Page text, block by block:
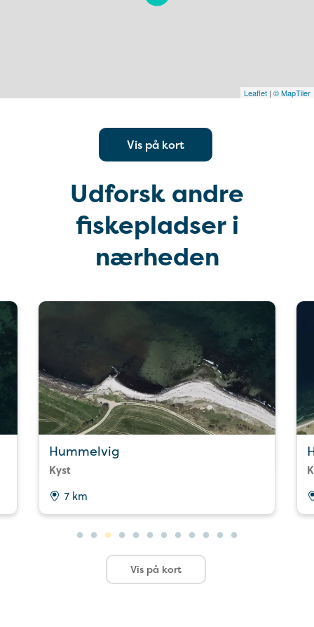
Leaflet | © MapTiler
Vis på kort
Udforsk andre
fiskepladser i
nærheden
Hummelvig
Kyst
7 km
Vis på kort